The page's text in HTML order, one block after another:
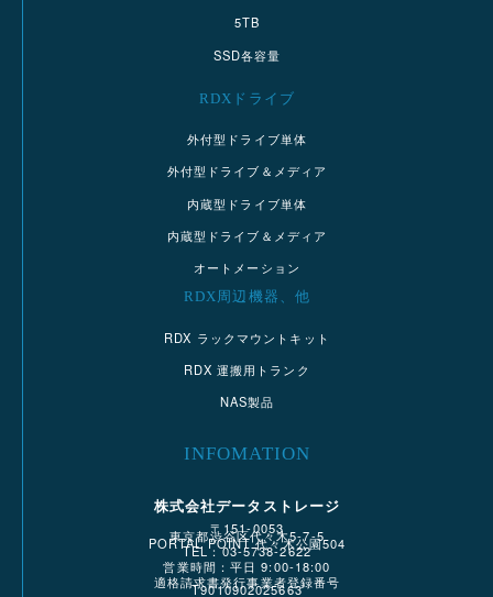
5TB
SSD各容量
RDXドライブ
外付型ドライブ単体
外付型ドライブ＆メディア
内蔵型ドライブ単体
内蔵型ドライブ＆メディア
オートメーション
RDX周辺機器、他
RDX ラックマウントキット
RDX 運搬用トランク
NAS製品
INFOMATION
株式会社データストレージ
〒151-0053
東京都渋谷区代々木5-7-5
PORTAL POINT 代々木公園504
TEL：03-5738-2622
営業時間：平日 9:00-18:00
適格請求書発行事業者登録番号
T9010902025663